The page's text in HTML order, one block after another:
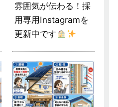
雰囲気が伝わる！採
用専用Instagramを
更新中です